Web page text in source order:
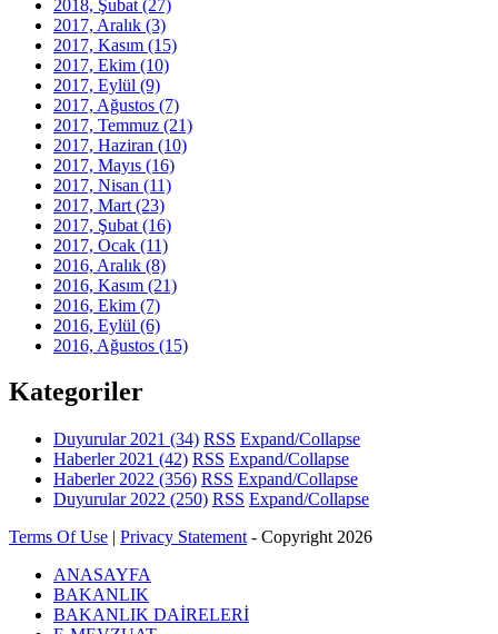
2018, Şubat (27)
2017, Aralık (3)
2017, Kasım (15)
2017, Ekim (10)
2017, Eylül (9)
2017, Ağustos (7)
2017, Temmuz (21)
2017, Haziran (10)
2017, Mayıs (16)
2017, Nisan (11)
2017, Mart (23)
2017, Şubat (16)
2017, Ocak (11)
2016, Aralık (8)
2016, Kasım (21)
2016, Ekim (7)
2016, Eylül (6)
2016, Ağustos (15)
Kategoriler
Duyurular 2021 (34) RSS Expand/Collapse
Haberler 2021 (42) RSS Expand/Collapse
Haberler 2022 (356) RSS Expand/Collapse
Duyurular 2022 (250) RSS Expand/Collapse
Terms Of Use | Privacy Statement - Copyright 2026
ANASAYFA
BAKANLIK
BAKANLIK DAİRELERİ